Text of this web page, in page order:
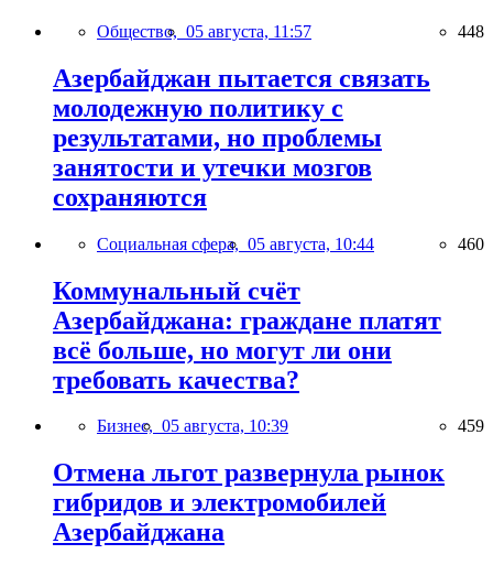
Общество, 05 августа, 11:57 448
Азербайджан пытается связать
молодежную политику с
результатами, но проблемы
занятости и утечки мозгов
сохраняются
Социальная сфера, 05 августа, 10:44 460
Коммунальный счёт
Азербайджана: граждане платят
всё больше, но могут ли они
требовать качества?
Бизнес, 05 августа, 10:39 459
Отмена льгот развернула рынок
гибридов и электромобилей
Азербайджана